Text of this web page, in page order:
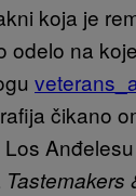
koja je
odelo na
čikano
Tastemakers